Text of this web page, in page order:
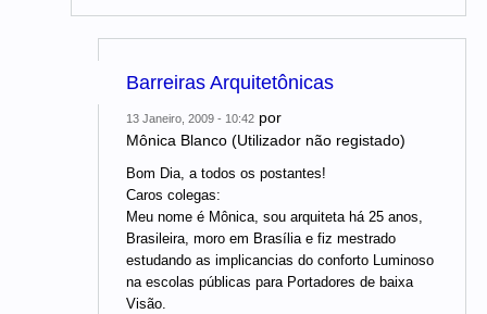
Barreiras Arquitetônicas
13 Janeiro, 2009 - 10:42 por
Mônica Blanco (Utilizador não registado)
Bom Dia, a todos os postantes!
Caros colegas:
Meu nome é Mônica, sou arquiteta há 25 anos,
Brasileira, moro em Brasília e fiz mestrado
estudando as implicancias do conforto Luminoso
na escolas públicas para Portadores de baixa
Visão.